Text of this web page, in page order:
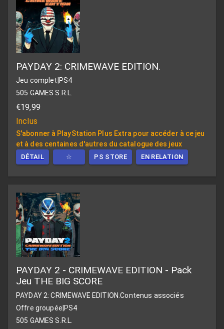
PAYDAY 2: CRIMEWAVE EDITION.
Jeu complet PS4
505 GAMES S.R.L.
€19,99
Inclus
S'abonner à PlayStation Plus Extra pour accéder à ce jeu
et à des centaines d'autres du catalogue des jeux
DÉTAIL ☆ PS STORE EN RELATION
PAYDAY 2 - CRIMEWAVE EDITION - Pack
Jeu THE BIG SCORE
PAYDAY 2: CRIMEWAVE EDITION.Contenus associés
Offre groupée PS4
505 GAMES S.R.L.